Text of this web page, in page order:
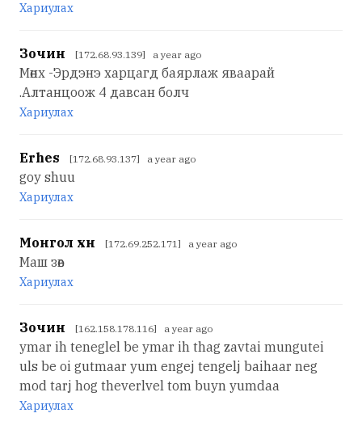
Хариулах
Зочин [172.68.93.139] a year ago
Мөнх -Эрдэнэ харцагд баярлаж яваарай
.Алтанцоож 4 давсан болч
Хариулах
Erhes [172.68.93.137] a year ago
goy shuu
Хариулах
Монгол хүн [172.69.252.171] a year ago
Маш зөв
Хариулах
Зочин [162.158.178.116] a year ago
ymar ih teneglel be ymar ih thag zavtai mungutei
uls be oi gutmaar yum engej tengelj baihaar neg
mod tarj hog theverlvel tom buyn yumdaa
Хариулах